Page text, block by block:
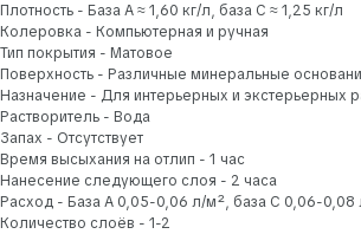
Плотность - База А ≈ 1,60 кг/л, база С ≈ 1,25 кг/л
Колеровка - Компьютерная и ручная
Тип покрытия - Матовое
Поверхность - Различные минеральные
Назначение - Для интерьерных и экстерьерных
Растворитель - Вода
Запах - Отсутствует
Время высыхания на отлип - 1 час
Нанесение следующего слоя - 2 часа
Расход - База А 0,05-0,06 л/м², база С 0,06-0,08
Количество слоёв - 1-2